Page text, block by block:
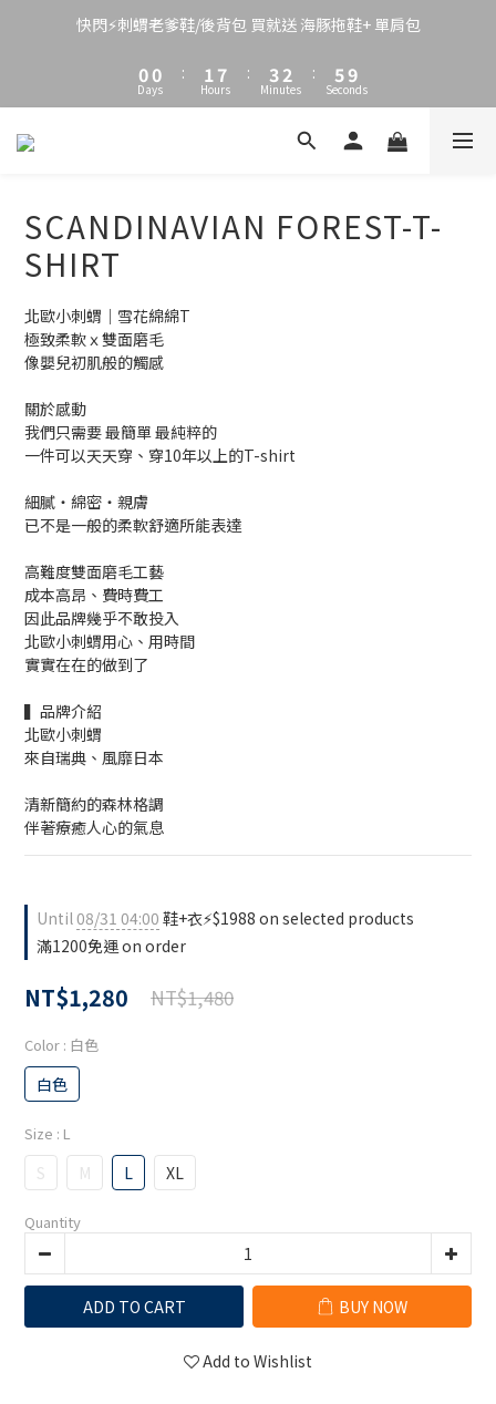
快閃⚡刺蝟老爹鞋/後背包 買就送 海豚拖鞋+ 單肩包
2
0
2
0
Days
:
3
1
0
9
7
6
1
0
Hours
:
5
3
2
4
2
1
Minutes
:
7
5
4
2
9
7
6
4
1
0
Seconds
SCANDINAVIAN FOREST-T-
SHIRT
北歐小刺蝟｜雪花綿綿T
極致柔軟ｘ雙面磨毛
像嬰兒初肌般的觸感
關於感動
我們只需要 最簡單 最純粹的
一件可以天天穿、穿10年以上的T-shirt
細膩・綿密・親膚
已不是一般的柔軟舒適所能表達
高難度雙面磨毛工藝
成本高昂、費時費工
因此品牌幾乎不敢投入
北歐小刺蝟用心、用時間
實實在在的做到了
▍品牌介紹
北歐小刺蝟
來自瑞典、風靡日本
清新簡約的森林格調
伴著療癒人心的氣息
Until08/31 04:00 鞋+衣⚡$1988 on selected products
滿1200免運 on order
NT$1,280 NT$1,480
Color : 白色
白色
Size : L
S M L XL
Quantity
ADD TO CART BUY NOW
Add to Wishlist